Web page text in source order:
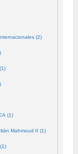
(2)
(1)
Mahmoud II (1)